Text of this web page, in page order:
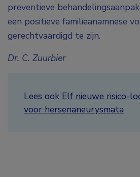
preventieve
een positieve familieanamnese
gerechtvaardigd te zijn.
Dr. C. Zuurbier
Lees ook Elf nieuwe risico-
voor hersenaneurysmata